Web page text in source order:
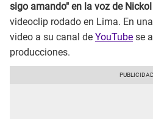
sigo amando" en la voz de
videoclip rodado en Lima. En
video a su canal de YouTube se
producciones.